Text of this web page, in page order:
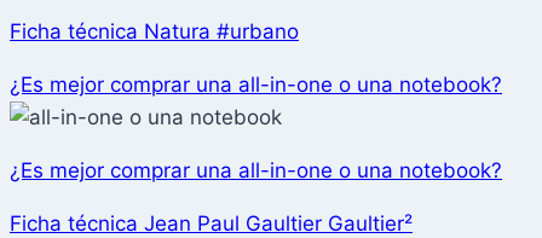
Ficha técnica Natura #urbano
¿Es mejor comprar una all-in-one o una notebook?
¿Es mejor comprar una all-in-one o una notebook?
Ficha técnica Jean Paul Gaultier Gaultier²